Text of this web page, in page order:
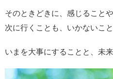
そのときどきに、感じること
次に行くことも、いかないこ
いまを大事にすることと、未